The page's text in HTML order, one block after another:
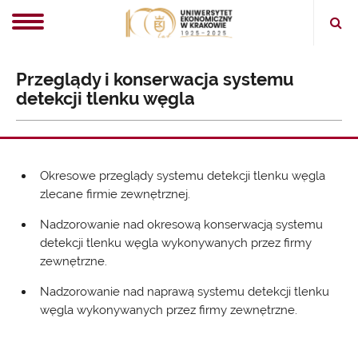
Open
Przeglądy i konserwacja systemu
detekcji tlenku węgla
Okresowe przeglądy systemu detekcji tlenku węgla
zlecane firmie zewnętrznej.
Nadzorowanie nad okresową konserwacją systemu
detekcji tlenku węgla wykonywanych przez firmy
zewnętrzne.
Nadzorowanie nad naprawą systemu detekcji tlenku
węgla wykonywanych przez firmy zewnętrzne.